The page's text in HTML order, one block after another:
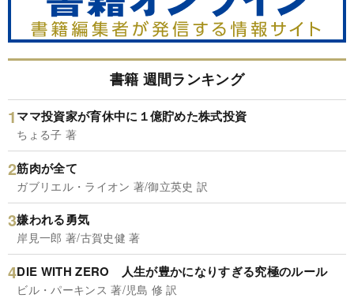
書籍 週間ランキング
ママ投資家が育休中に１億貯めた株式投資
ちょる子 著
筋肉が全て
ガブリエル・ライオン 著/御立英史 訳
嫌われる勇気
岸見一郎 著/古賀史健 著
DIE WITH ZERO 人生が豊かになりすぎる究極のルール
ビル・パーキンス 著/児島 修 訳